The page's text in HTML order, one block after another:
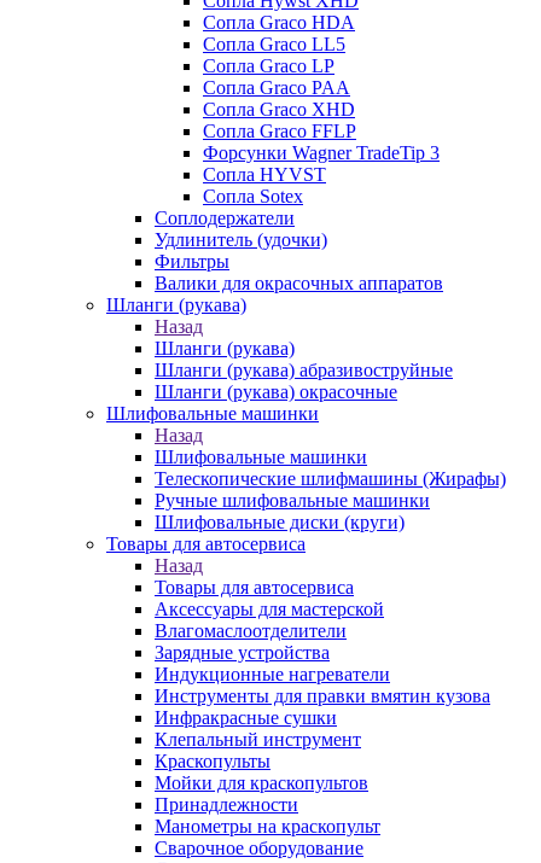
Сопла Graco HDA
Сопла Graco LL5
Сопла Graco LP
Сопла Graco PAA
Сопла Graco XHD
Сопла Graco FFLP
Форсунки Wagner TradeTip 3
Сопла HYVST
Сопла Sotex
Соплодержатели
Удлинитель (удочки)
Фильтры
Валики для окрасочных аппаратов
Шланги (рукава)
Назад
Шланги (рукава)
Шланги (рукава) абразивоструйные
Шланги (рукава) окрасочные
Шлифовальные машинки
Назад
Шлифовальные машинки
Телескопические шлифмашины (Жирафы)
Ручные шлифовальные машинки
Шлифовальные диски (круги)
Товары для автосервиса
Назад
Товары для автосервиса
Аксессуары для мастерской
Влагомаслоотделители
Зарядные устройства
Индукционные нагреватели
Инструменты для правки вмятин кузова
Инфракрасные сушки
Клепальный инструмент
Краскопульты
Мойки для краскопультов
Принадлежности
Манометры на краскопульт
Сварочное оборудование